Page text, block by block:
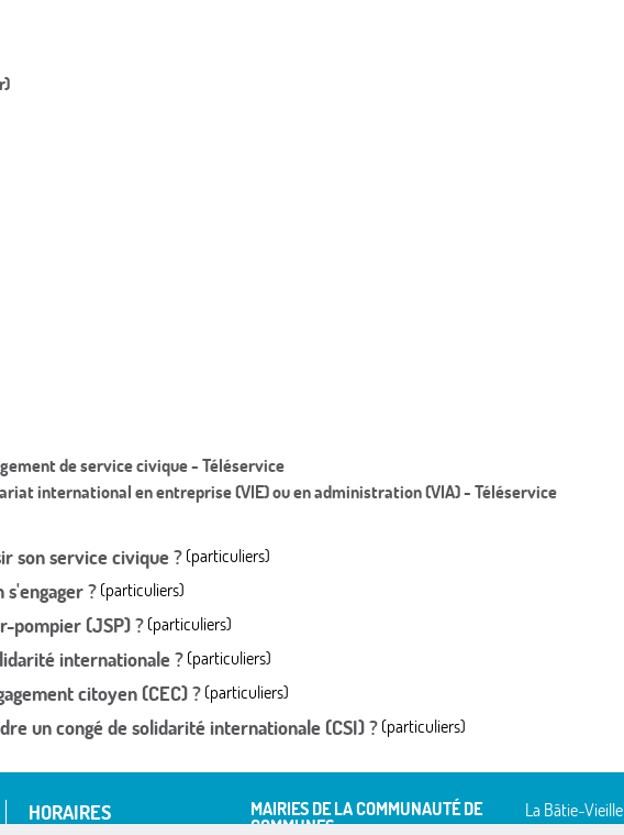
de service civique - Téléservice
international en entreprise (VIE) ou en administration (VIA) - Téléservice
son service civique ? (particuliers)
? (particuliers)
pompier (JSP) ?(particuliers)
internationale ? (particuliers)
citoyen (CEC) ? (particuliers)
un congé de solidarité internationale (CSI) ? (particuliers)
HORAIRES
MAIRIES DE LA COMMUNAUTÉ DE
COMMUNES
La Bâtie-Vieille